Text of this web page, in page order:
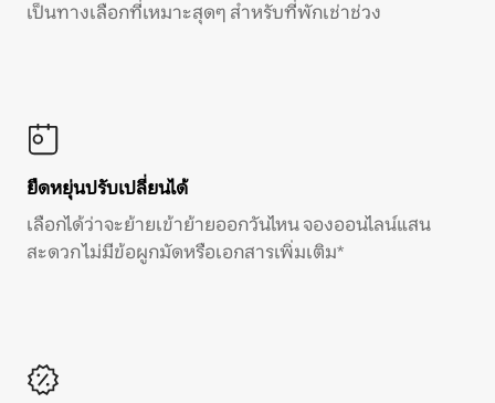
เป็นทางเลือกที่เหมาะสุดๆ สำหรับที่พักเช่าช่วง
ยืดหยุ่นปรับเปลี่ยนได้
เลือกได้ว่าจะย้ายเข้าย้ายออกวันไหน จองออนไลน์แสน
สะดวก ไม่มีข้อผูกมัดหรือเอกสารเพิ่มเติม*